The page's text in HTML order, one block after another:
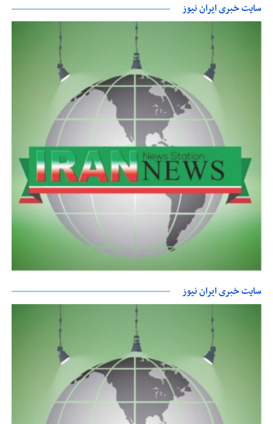
سایت خبری ایران نیوز
سایت خبری ایران نیوز